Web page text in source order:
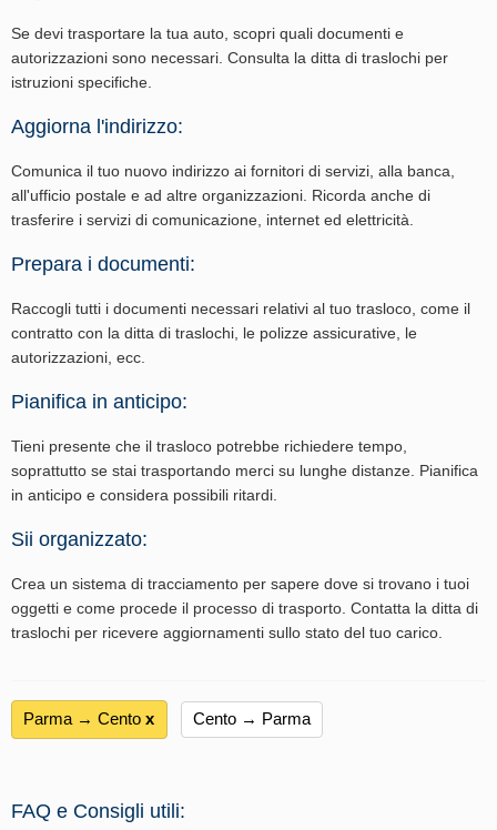
Se devi trasportare la tua auto, scopri quali documenti e
autorizzazioni sono necessari. Consulta la ditta di traslochi per
istruzioni specifiche.
Aggiorna l'indirizzo:
Comunica il tuo nuovo indirizzo ai fornitori di servizi, alla banca,
all'ufficio postale e ad altre organizzazioni. Ricorda anche di
trasferire i servizi di comunicazione, internet ed elettricità.
Prepara i documenti:
Raccogli tutti i documenti necessari relativi al tuo trasloco, come il
contratto con la ditta di traslochi, le polizze assicurative, le
autorizzazioni, ecc.
Pianifica in anticipo:
Tieni presente che il trasloco potrebbe richiedere tempo,
soprattutto se stai trasportando merci su lunghe distanze. Pianifica
in anticipo e considera possibili ritardi.
Sii organizzato:
Crea un sistema di tracciamento per sapere dove si trovano i tuoi
oggetti e come procede il processo di trasporto. Contatta la ditta di
traslochi per ricevere aggiornamenti sullo stato del tuo carico.
Parma → Cento х Cento → Parma
FAQ e Consigli utili: